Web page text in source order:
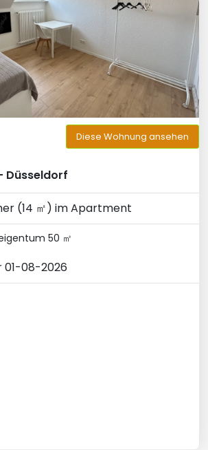
Diese Wohnung ansehen
Düsseldorf
(14 ㎡) im Apartment
50 ㎡
08-2026